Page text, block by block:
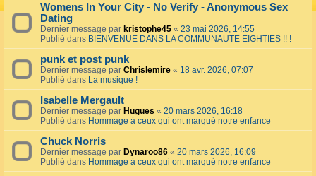
Womens In Your City - No Verify - Anonymous Sex
Dating
Dernier message par kristophe45 « 23 mai 2026, 14:55
Publié dans BIENVENUE DANS LA COMMUNAUTE EIGHTIES !! !
punk et post punk
Dernier message par Chrislemire « 18 avr. 2026, 07:07
Publié dans La musique !
Isabelle Mergault
Dernier message par Hugues « 20 mars 2026, 16:18
Publié dans Hommage à ceux qui ont marqué notre enfance
Chuck Norris
Dernier message par Dynaroo86 « 20 mars 2026, 16:09
Publié dans Hommage à ceux qui ont marqué notre enfance